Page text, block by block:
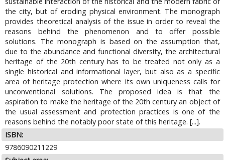
the city, but of eroding physical environment. The monograph
provides theoretical analysis of the issue in order to reveal the
reasons behind the phenomenon and to offer possible
solutions. The monograph is based on the assumption that,
due to the abundance and functional diversity, the architectural
heritage of the 20th century has to be treated not only as a
single historical and informational layer, but also as a specific
area of heritage protection where its own uniqueness calls for
unconventional solutions. The proposed idea is that the
aspiration to make the heritage of the 20th century an object of
the usual assessment and protection practices is one of the
reasons behind the notably poor state of this heritage. [...].
ISBN:
9786090211229